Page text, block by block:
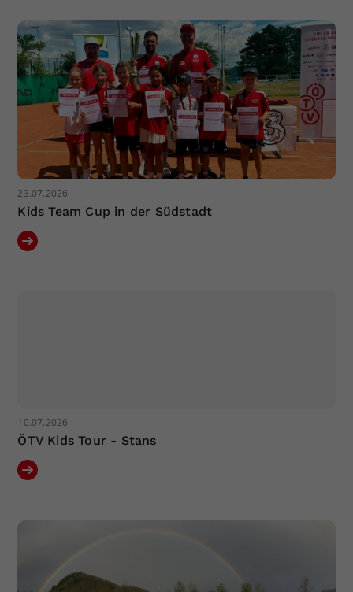
23.07.2026
Kids Team Cup in der Südstadt
10.07.2026
ÖTV Kids Tour - Stans